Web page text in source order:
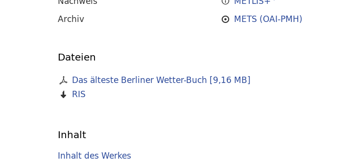
Archiv
METS (OAI-PMH)
Dateien
Das älteste Berliner Wetter-Buch [9,16 MB]
RIS
Inhalt
Inhalt des Werkes